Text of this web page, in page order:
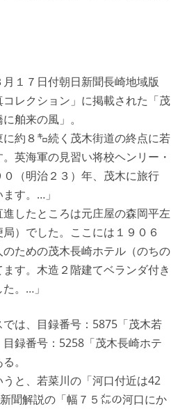
１７日付朝日新聞長崎地域版
レクション」に掲載された「茂
舶来の風」。
約８㌔続く茂木街道の終点に若
英海軍の見習い将校ヘンリー・
（明治２３）年、茂木に旅行
す。…」
進したところは元庄屋の森岡平左
）でした。ここには１９０６
ための茂木長崎ホテル（のちの
す。木造２階建てベランダ付き
。…」
は、目録番号：5875「茂木若
録番号：5258「茂木長崎ホテ
。
うと、若菜川の「河口付近は42
聞解説の「幅７５㍍の河口にか